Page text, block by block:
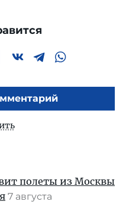
полеты из Москвы
7 августа